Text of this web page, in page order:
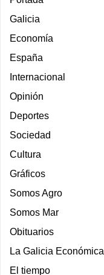
Galicia
Economía
España
Internacional
Opinión
Deportes
Sociedad
Cultura
Gráficos
Somos Agro
Somos Mar
Obituarios
La Galicia Económica
El tiempo